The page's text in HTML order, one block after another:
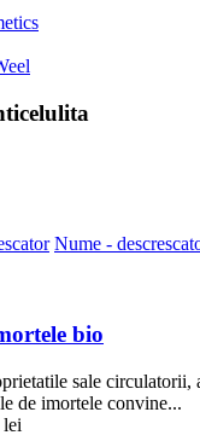
Nume -
bio
sale circulatorii,
de imortele convine...